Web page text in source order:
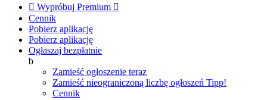
 Wypróbuj Premium 
Cennik
Pobierz aplikację
Pobierz aplikację
Ogłaszaj bezpłatnie
b
Zamieść ogłoszenie teraz
Zamieść nieograniczoną liczbę ogłoszeń Tipp!
Cennik